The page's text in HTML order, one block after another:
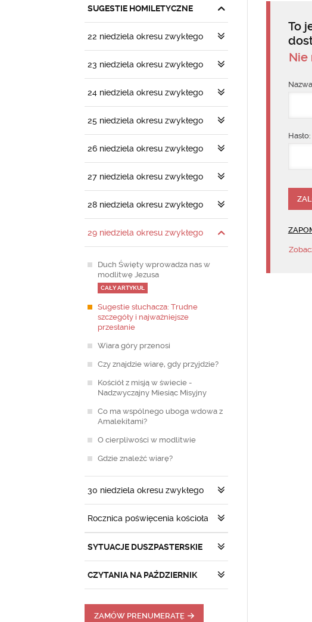
SUGESTIE HOMILETYCZNE
22 niedziela okresu zwykłego
23 niedziela okresu zwykłego
24 niedziela okresu zwykłego
25 niedziela okresu zwykłego
26 niedziela okresu zwykłego
27 niedziela okresu zwykłego
28 niedziela okresu zwykłego
29 niedziela okresu zwykłego
Duch Święty wprowadza nas w
modlitwę Jezusa
CAŁY ARTYKUŁ
Sugestie słuchacza: Trudne
szczegóły i najważniejsze
przesłanie
Wiara góry przenosi
Czy znajdzie wiarę, gdy przyjdzie?
Kościół z misją w świecie -
Nadzwyczajny Miesiąc Misyjny
Co ma wspólnego uboga wdowa z
Amalekitami?
O cierpliwości w modlitwie
Gdzie znaleźć wiarę?
30 niedziela okresu zwykłego
Rocznica poświęcenia kościoła
SYTUACJE DUSZPASTERSKIE
CZYTANIA NA PAŹDZIERNIK
ZAMÓW PRENUMERATĘ
To
Nie
Hasło: